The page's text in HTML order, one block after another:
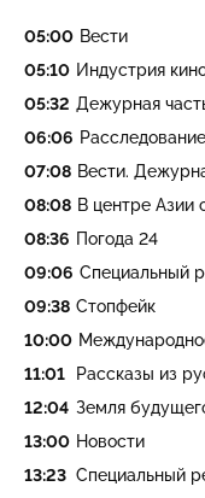
05:00 Вести
05:10 Индустрия
05:32 Дежурная
06:06
07:08 Вести.
08:08 В центре
08:36 Погода 24
09:06 Специальный
09:38 Стопфейк
10:00
11:01
Рассказы из
12:04 Земля
13:00 Новости
13:23 Специальный